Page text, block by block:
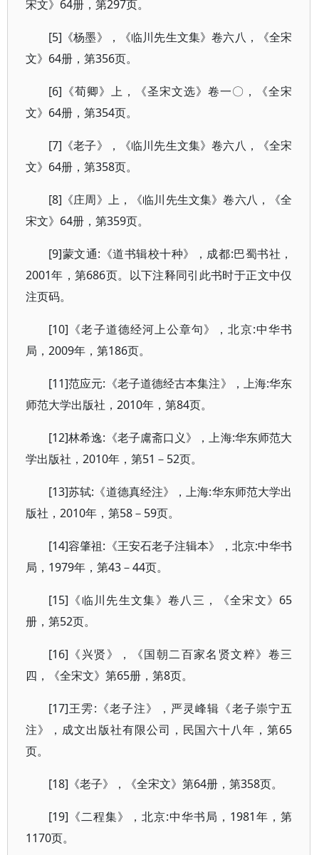
宋文》64册，第297页。
[5]《杨墨》，《临川先生文集》卷六八，《全宋
文》64册，第356页。
[6]《荀卿》上，《圣宋文选》卷一〇，《全宋
文》64册，第354页。
[7]《老子》，《临川先生文集》卷六八，《全宋
文》64册，第358页。
[8]《庄周》上，《临川先生文集》卷六八，《全
宋文》64册，第359页。
[9]蒙文通:《道书辑校十种》，成都:巴蜀书社，
2001年，第686页。以下注释同引此书时于正文中仅
注页码。
[10]《老子道德经河上公章句》，北京:中华书
局，2009年，第186页。
[11]范应元:《老子道德经古本集注》，上海:华东
师范大学出版社，2010年，第84页。
[12]林希逸:《老子鬳斋口义》，上海:华东师范大
学出版社，2010年，第51－52页。
[13]苏轼:《道德真经注》，上海:华东师范大学出
版社，2010年，第58－59页。
[14]容肇祖:《王安石老子注辑本》，北京:中华书
局，1979年，第43－44页。
[15]《临川先生文集》卷八三，《全宋文》65
册，第52页。
[16]《兴贤》，《国朝二百家名贤文粹》卷三
四，《全宋文》第65册，第8页。
[17]王雱:《老子注》，严灵峰辑《老子崇宁五
注》，成文出版社有限公司，民国六十八年，第65
页。
[18]《老子》，《全宋文》第64册，第358页。
[19]《二程集》，北京:中华书局，1981年，第
1170页。